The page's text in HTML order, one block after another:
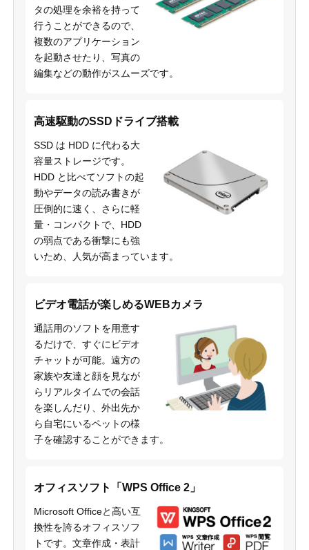
タの処理を余裕を持って
行うことができるので、
複数のアプリケーション
を起動させたり、写真の
編集などの動作がスムーズです。
高速駆動のSSDドライブ搭載
SSD は HDD に代わる大
容量ストレージです。
HDD と比べてソフトの起
動やデータの読み書きが
圧倒的に速く、さらに軽
量・コンパクトで、HDD
の弱点である衝撃にも強
いため、人気が高まっています。
ビデオ電話が楽しめるWEBカメラ
通話用のソフトを用意す
るだけで、すぐにビデオ
チャットが可能。遠方の
家族や友達と顔を見なが
らリアルタイムでの会話
を楽しんだり、外出先か
ら自宅にいるペットの様
子を確認することができます。
オフィスソフト「WPS Office 2」
Microsoft Officeと高い互
換性を誇るオフィスソフ
トです。文章作成・表計